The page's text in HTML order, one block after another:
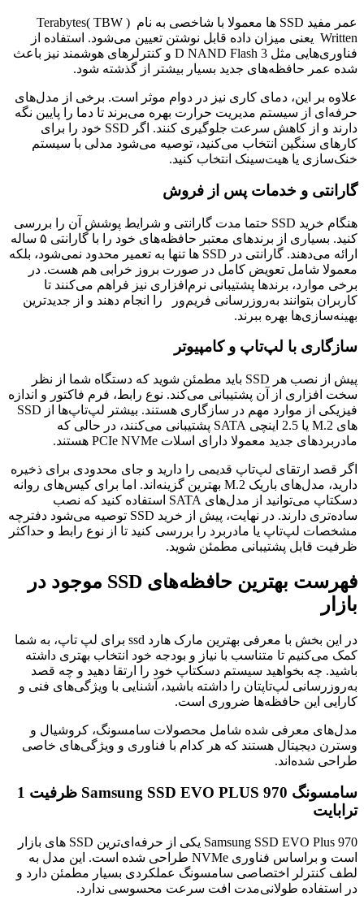
عمر مفید SSD ها معمولا با شاخصی به نام ( TBW )Terabytes
Written یعنی میزان داده قابل نوشتن تعیین می‌شود. استفاده از
فناوری‌هایی مثل 3 D NAND Flash و کنترلرهای هوشمند نیز باعث
شده عمر حافظه‌های جدید بسیار بیشتر از گذشته شود.
علاوه بر این، دمای کاری نیز در دوام موثر است. برخی از مدل‌های
حرفه‌ای از سیستم مدیریت حرارت بهره می‌برند تا دما را پایین نگه
دارند و از کاهش سرعت جلوگیری کنند. اگر SSD خود را برای
کارهای سنگین انتخاب می‌کنید، توصیه می‌شود مدلی با سیستم
خنک‌سازی یا هیت‌سینک انتخاب کنید.
گارانتی و خدمات پس از فروش
هنگام خرید SSD حتما مدت گارانتی و شرایط پوشش آن را بررسی
کنید. بسیاری از برندهای معتبر حافظه‌های خود را با گارانتی ۵ ساله
ارائه می‌دهند. گارانتی در SSD‌ ها تنها به تعمیر محدود نمی‌شود، بلکه
معمولا شامل تعویض کامل در صورت بروز خرابی هم هست. در
برخی موارد، برندها پشتیبانی نرم‌افزاری نیز فراهم می‌کنند تا
کاربران بتوانند به‌روزرسانی فریم‌ور را انجام دهند و از جدیدترین
بهینه‌سازی‌ها بهره ببرند.
سازگاری با لپ‌تاپ و کامپیوتر
پیش از نصب هر SSD باید مطمئن شوید که دستگاه شما از نظر
سخت افزاری از آن پشتیبانی می‌کند. نوع رابط، فرم فاکتور و اندازه
فیزیکی از موارد مهم در سازگاری هستند. بیشتر لپ‌تاپ‌ها از SSD
های M.2 یا 2.5 اینچی SATA پشتیبانی می‌کنند، در حالی که
مادربردهای جدید معمولا دارای اسلات PCIe NVMe هستند.
اگر قصد ارتقای لپ‌تاپ قدیمی را دارید و جای محدودی برای ذخیره
دارید، مدل‌های باریک M.2 بهترین گزینه‌اند. اما برای کیس‌های روانه
دسکتاپ می‌توانید از مدل‌های SATA استفاده کنید که نصب
ساده‌تری دارند. در نهایت، پیش از خرید SSD توصیه می‌شود دفترچه
مشخصات لپ‌تاپ یا مادربرد را بررسی کنید تا از نوع رابط و حداکثر
ظرفیت قابل پشتیبانی مطمئن شوید.
فهرست بهترین حافظه‌های SSD موجود در
بازار
در این بخش با معرفی بهترین مارک هارد ssd برای لپ تاپ، به شما
کمک می‌کنیم تا متناسب با نیاز و بودجه خود انتخاب بهتری داشته
باشید. چه بخواهید سیستم دسکتاپ خود را ارتقا دهید و چه قصد
به‌روزرسانی لپ‌تاپتان را داشته باشید، آشنایی با ویژگی‌های فنی و
کارایی این حافظه‌ها ضروری است.
مدل‌های معرفی شده شامل محصولات سامسونگ، کروشیال و
وسترن دیجیتال هستند که هر کدام با فناوری و ویژگی‌های خاصی
طراحی شده‌اند.
سامسونگ Samsung SSD EVO PLUS 970 ظرفیت 1
ترابایت
Samsung SSD EVO Plus 970 یکی از حرفه‌ای‌ترین SSD‌ های بازار
است و براساس فناوری NVMe طراحی شده است. این مدل به
لطف کنترلر اختصاصی سامسونگ عملکردی بسیار مطمئن دارد و
در استفاده طولانی‌مدت افت سرعت محسوسی ندارد.